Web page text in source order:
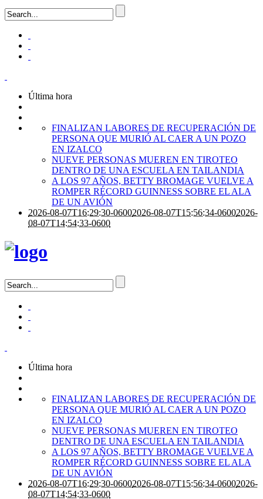
Última hora
FINALIZAN LABORES DE RECUPERACIÓN DE
PERSONA QUE MURIÓ AL CAER A UN POZO
EN IZALCO
NUEVE PERSONAS MUEREN EN TIROTEO
DENTRO DE UNA ESCUELA EN TAILANDIA
A LOS 97 AÑOS, BETTY BROMAGE VUELVE A
ROMPER RÉCORD GUINNESS SOBRE EL ALA
DE UN AVIÓN
2026-08-07T16:29:30-06002026-08-07T15:56:34-06002026-
08-07T14:54:33-0600
Última hora
FINALIZAN LABORES DE RECUPERACIÓN DE
PERSONA QUE MURIÓ AL CAER A UN POZO
EN IZALCO
NUEVE PERSONAS MUEREN EN TIROTEO
DENTRO DE UNA ESCUELA EN TAILANDIA
A LOS 97 AÑOS, BETTY BROMAGE VUELVE A
ROMPER RÉCORD GUINNESS SOBRE EL ALA
DE UN AVIÓN
2026-08-07T16:29:30-06002026-08-07T15:56:34-06002026-
08-07T14:54:33-0600